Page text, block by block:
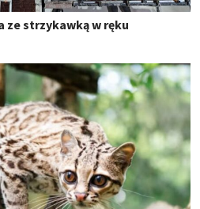
strzykawką w ręku